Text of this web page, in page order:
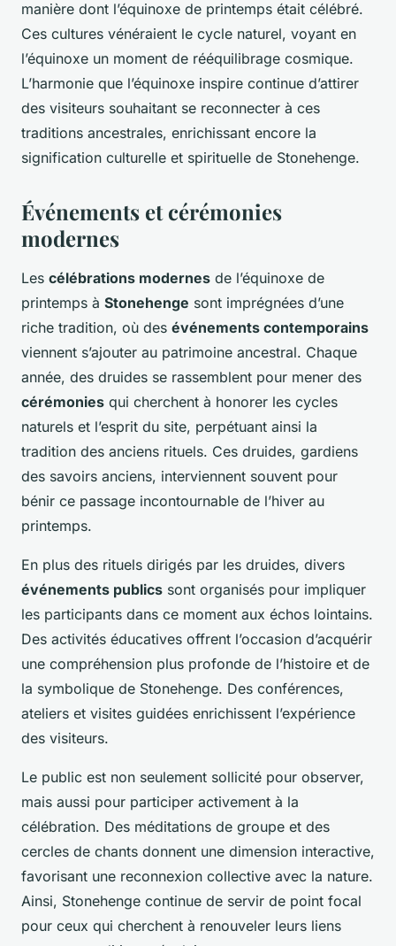
manière dont l’équinoxe de printemps était célébré.
Ces cultures vénéraient le cycle naturel, voyant en
l’équinoxe un moment de rééquilibrage cosmique.
L’harmonie que l’équinoxe inspire continue d’attirer
des visiteurs souhaitant se reconnecter à ces
traditions ancestrales, enrichissant encore la
signification culturelle et spirituelle de Stonehenge.
Événements et cérémonies
modernes
Les célébrations modernes de l’équinoxe de
printemps à Stonehenge sont imprégnées d’une
riche tradition, où des événements contemporains
viennent s’ajouter au patrimoine ancestral. Chaque
année, des druides se rassemblent pour mener des
cérémonies qui cherchent à honorer les cycles
naturels et l’esprit du site, perpétuant ainsi la
tradition des anciens rituels. Ces druides, gardiens
des savoirs anciens, interviennent souvent pour
bénir ce passage incontournable de l’hiver au
printemps.
En plus des rituels dirigés par les druides, divers
événements publics sont organisés pour impliquer
les participants dans ce moment aux échos lointains.
Des activités éducatives offrent l’occasion d’acquérir
une compréhension plus profonde de l’histoire et de
la symbolique de Stonehenge. Des conférences,
ateliers et visites guidées enrichissent l’expérience
des visiteurs.
Le public est non seulement sollicité pour observer,
mais aussi pour participer activement à la
célébration. Des méditations de groupe et des
cercles de chants donnent une dimension interactive,
favorisant une reconnexion collective avec la nature.
Ainsi, Stonehenge continue de servir de point focal
pour ceux qui cherchent à renouveler leurs liens